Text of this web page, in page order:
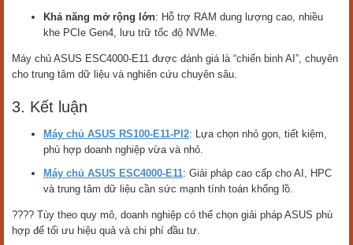
Khả năng mở rộng lớn: Hỗ trợ RAM dung lượng cao, nhiều
khe PCIe Gen4, lưu trữ tốc độ NVMe.
Máy chủ ASUS ESC4000-E11 được đánh giá là “chiến binh AI”, chuyên
cho trung tâm dữ liệu và nghiên cứu chuyên sâu.
3. Kết luận
Máy chủ ASUS RS100-E11-PI2: Lựa chọn nhỏ gọn, tiết kiệm,
phù hợp doanh nghiệp vừa và nhỏ.
Máy chủ ASUS ESC4000-E11: Giải pháp cao cấp cho AI, HPC
và trung tâm dữ liệu cần sức mạnh tính toán khổng lồ.
???? Tùy theo quy mô, doanh nghiệp có thể chọn giải pháp ASUS phù
hợp để tối ưu hiệu quả và chi phí đầu tư.